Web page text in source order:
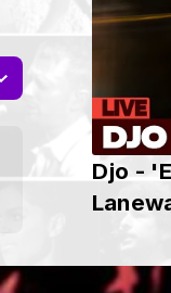
Djo -